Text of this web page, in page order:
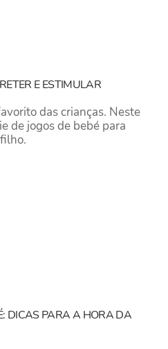
E ESTIMULAR
das crianças. Neste
de jogos de bebé para
DICAS PARA A HORA DA